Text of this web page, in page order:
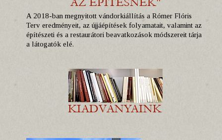
A 2018-ban megnyitott vándorkiállítás a Rómer Flóris
Terv eredményeit, az újjáépítések folyamatait, valamint az
építészeti és a restaurátori beavatkozások módszereit tárja
a látogatók elé.